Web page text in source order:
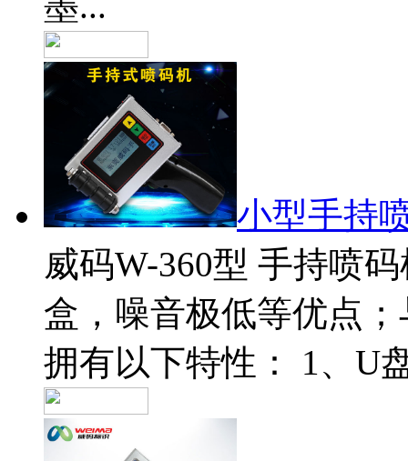
小型手持
威码W-360型 手持喷
盒，噪音极低等优点
拥有以下特性： 1、U